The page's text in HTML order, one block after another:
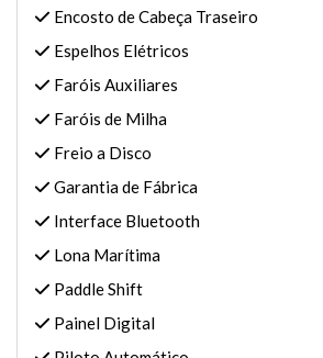
Encosto de Cabeça Traseiro
Espelhos Elétricos
Faróis Auxiliares
Faróis de Milha
Freio a Disco
Garantia de Fábrica
Interface Bluetooth
Lona Marítima
Paddle Shift
Painel Digital